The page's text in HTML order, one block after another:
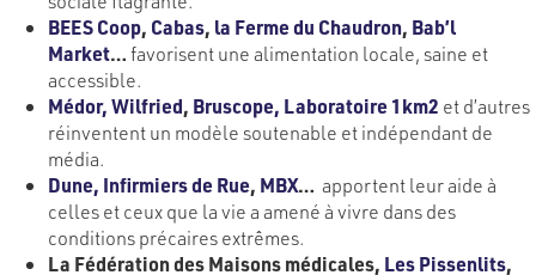
BEES Coop, Cabas, la Ferme du Chaudron, Bab’l
Market…favorisent une alimentation locale, saine et
accessible.
Médor,Wilfried, Bruscope, Laboratoire 1km2 et d’autres
réinventent un modèle soutenable et indépendant de
média.
Dune, Infirmiers de Rue, MBX… apportent leur aide à
celles et ceux que la vie a amené à vivre dans des
conditions précaires extrêmes.
La Fédération des Maisons médicales, Les Pissenlits,